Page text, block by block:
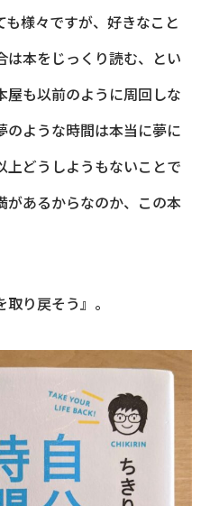
も様々ですが、好きなこと
は本をじっくり読む、とい
屋も以前のように周回しな
ような時間は本当に夢に
上どうしようもないことで
があるからなのか、この本
り戻そう』。